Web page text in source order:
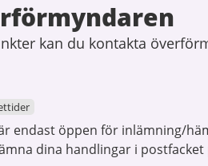
kan du kontakta
endast öppen för inlämning/
dina handlingar i